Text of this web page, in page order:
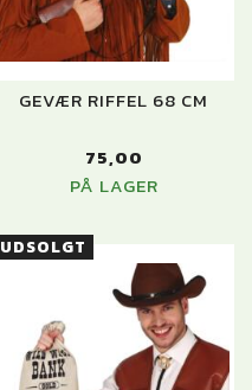
GEVÆR RIFFEL 68 CM
75,00
PÅ LAGER
UDSOLGT